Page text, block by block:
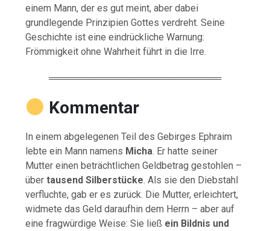
einem Mann, der es gut meint, aber dabei
grundlegende Prinzipien Gottes verdreht. Seine
Geschichte ist eine eindrückliche Warnung:
Frömmigkeit ohne Wahrheit führt in die Irre.
══════════════════════════
Kommentar
In einem abgelegenen Teil des Gebirges Ephraim
lebte ein Mann namens Micha. Er hatte seiner
Mutter einen beträchtlichen Geldbetrag gestohlen –
übertausend Silberstücke. Als sie den Diebstahl
verfluchte, gab er es zurück. Die Mutter, erleichtert,
widmete das Geld daraufhin dem Herrn – aber auf
eine fragwürdige Weise: Sie ließ ein Bildnis und